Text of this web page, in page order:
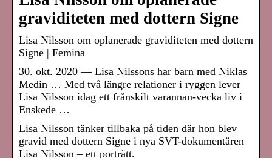
graviditeten med dottern Signe
Lisa Nilsson om oplanerade graviditeten med dottern
Signe | Femina
30. okt. 2020 — Lisa Nilssons har barn med Niklas
Medin … Med två längre relationer i ryggen lever
Lisa Nilsson idag ett frånskilt varannan-vecka liv i
Enskede …
Lisa Nilsson tänker tillbaka på tiden där hon blev
gravid med dottern Signe i nya SVT-dokumentären
Lisa Nilsson – ett porträtt.